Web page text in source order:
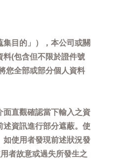
目的」），本公司或關
料(包含但不限於證件號
您全部或部分個人資料
面直觀確認當下輸入之資
述資訊進行部分遮蔽。使
如使用者發現前述狀況發
者故意或過失所發生之